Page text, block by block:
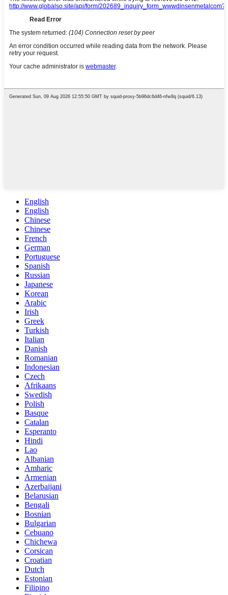
English
English
Chinese
Chinese
French
German
Portuguese
Spanish
Russian
Japanese
Korean
Arabic
Irish
Greek
Turkish
Italian
Danish
Romanian
Indonesian
Czech
Afrikaans
Swedish
Polish
Basque
Catalan
Esperanto
Hindi
Lao
Albanian
Amharic
Armenian
Azerbaijani
Belarusian
Bengali
Bosnian
Bulgarian
Cebuano
Chichewa
Corsican
Croatian
Dutch
Estonian
Filipino